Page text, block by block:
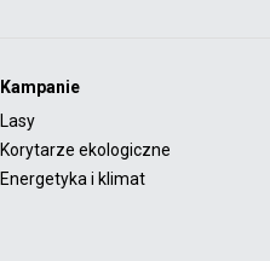
Kampanie
Lasy
Korytarze ekologiczne
Energetyka i klimat